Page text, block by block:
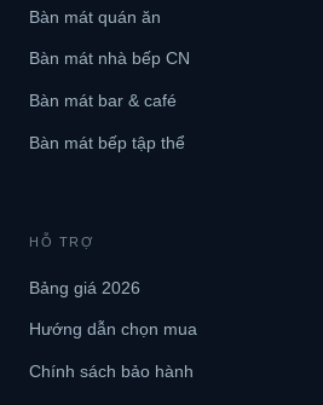
Bàn mát quán ăn
Bàn mát nhà bếp CN
Bàn mát bar & café
Bàn mát bếp tập thể
HỖ TRỢ
Bảng giá 2026
Hướng dẫn chọn mua
Chính sách bảo hành